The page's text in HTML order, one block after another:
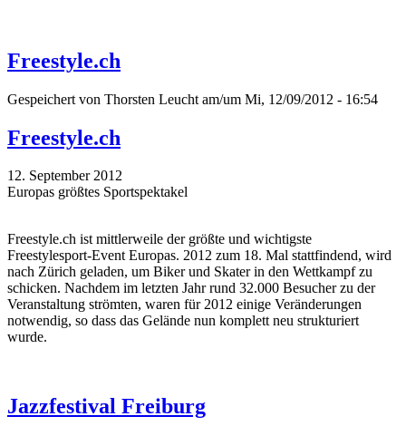
Freestyle.ch
Gespeichert von Thorsten Leucht am/um Mi, 12/09/2012 - 16:54
Freestyle.ch
12. September 2012
Europas größtes Sportspektakel
Freestyle.ch ist mittlerweile der größte und wichtigste
Freestylesport-Event Europas. 2012 zum 18. Mal stattfindend, wird
nach Zürich geladen, um Biker und Skater in den Wettkampf zu
schicken. Nachdem im letzten Jahr rund 32.000 Besucher zu der
Veranstaltung strömten, waren für 2012 einige Veränderungen
notwendig, so dass das Gelände nun komplett neu strukturiert
wurde.
Jazzfestival Freiburg